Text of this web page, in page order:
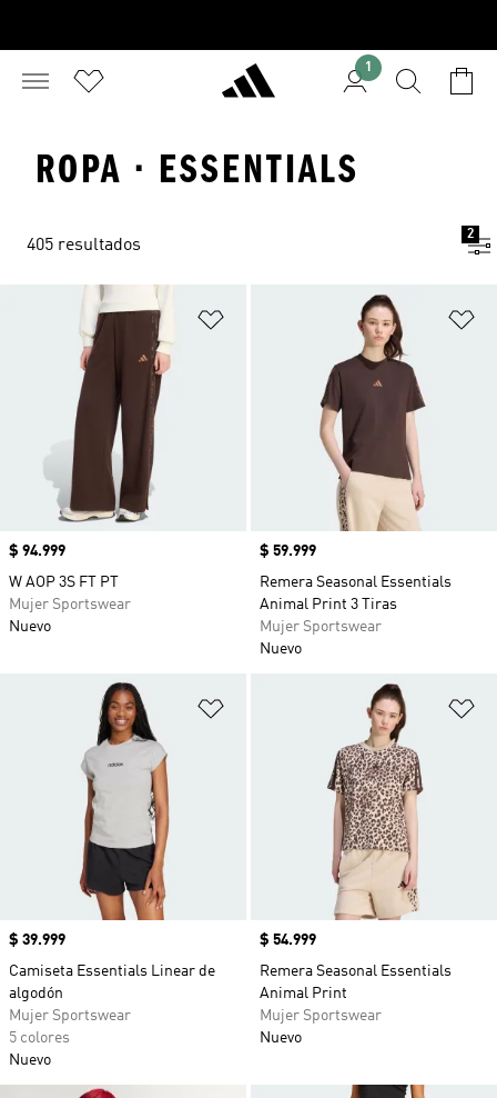
1
ROPA · ESSENTIALS
405 resultados
2
Añadir a la lista de deseos
Precio
$ 94.999
W AOP 3S FT PT
Mujer Sportswear
Nuevo
Precio
$ 59.999
Remera Seasonal Essentials
Animal Print 3 Tiras
Mujer Sportswear
Nuevo
Añadir a la lista de deseos
Precio
$ 39.999
Camiseta Essentials Linear de
algodón
Mujer Sportswear
5 colores
Nuevo
Precio
$ 54.999
Remera Seasonal Essentials
Animal Print
Mujer Sportswear
Nuevo